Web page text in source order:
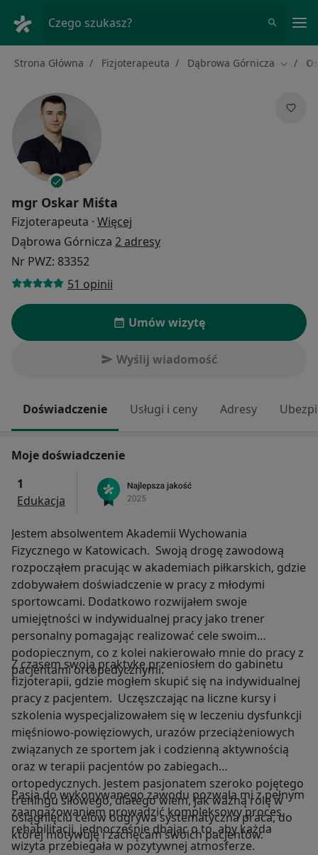
Czego szukasz?
Strona Główna Fizjoterapeuta Dąbrowa Górnicza Zmień
mgr Oskar Miśta
Fizjoterapeuta · Więcej
Dąbrowa Górnicza 2 adresy
Nr PWZ: 83352
51 opinii
Umów wizytę
Wyślij wiadomość
Doświadczenie Usługi i ceny Adresy
Moje doświadczenie
1
Edukacja
Jestem absolwentem Akademii Wychowania
Fizycznego w Katowicach. Swoją drogę zawodową
rozpocząłem pracując w akademiach piłkarskich, gdzie
zdobywałem doświadczenie w pracy z młodymi
sportowcami. Dodatkowo rozwijałem swoje
umiejętności w indywidualnej pracy jako trener
personalny pomagając realizować cele swoim
podopiecznym, co z kolei nakierowało mnie do pracy z
pacjentami ortopedycznymi.
Z czasem swoją praktykę przeniosłem do gabinetu
fizjoterapii, gdzie mogłem skupić się na indywidualnej
pracy z pacjentem. Uczęszczając na liczne kursy i
szkolenia wyspecjalizowałem się w leczeniu dysfunkcji
mięśniowo-powięziowych, urazów przeciążeniowych
związanych ze sportem jak i codzienną aktywnością
oraz w terapii pacjentów po zabiegach
ortopedycznych. Jestem pasjonatem szeroko pojętego
treningu siłowego, dlatego wiem, jak ważną rolę w
osiągnięciu celów odgrywa systematyczna praca, do
której motywuję i zachęcam swoich pacjentów.
Pasja do wykonywanego zawodu pozwala mi z pełnym
zaangażowaniem prowadzić kompleksowy proces
rehabilitacji, jednocześnie dbając o to, aby każda
wizyta przebiegała w pozytywnej atmosferze.